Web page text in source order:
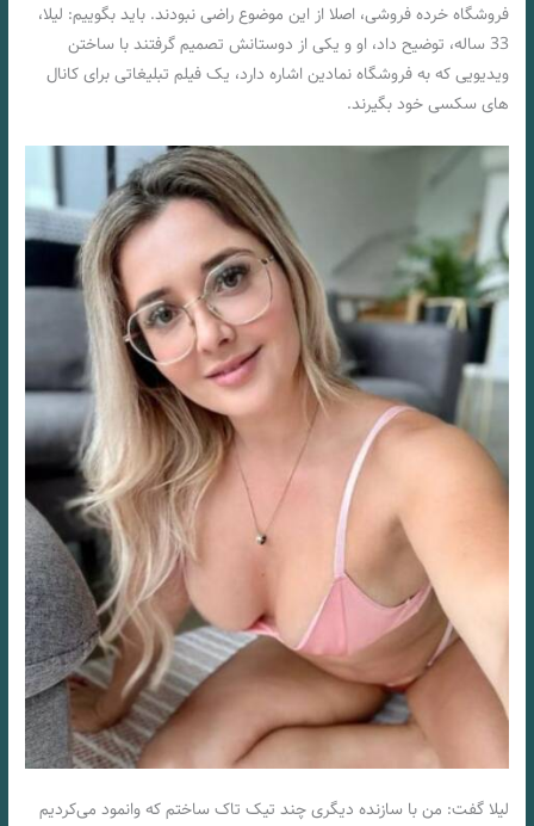
فروشگاه خرده فروشی، اصلا از این موضوع راضی نبودند. باید بگوییم: لیلا،
33 ساله، توضیح داد، او و یکی از دوستانش تصمیم گرفتند با ساختن
ویدیویی که به فروشگاه نمادین اشاره دارد، یک فیلم تبلیغاتی برای کانال
های سکسی خود بگیرند.
لیلا گفت: من با سازنده دیگری چند تیک تاک ساختم که وانمود می‌کردیم